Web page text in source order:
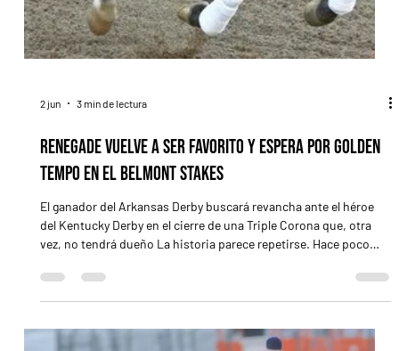
Cuando el Belmont Stakes se mudó a Aqueduct y la
Triple Corona encontró otro escenario
Entre 1963 y 1967, la tercera gema se disputó lejos de Belmont
frustraciones para los aspirantes y un capítulo tan singular
como olvidado Amberoid ganando el Belmont Stakes de 1965 en
Aqueduct / NYRA Por más que su nombre lo indique, el Belmont
carrera más antigua de la Triple Corona estadounidense conoció
varias casas antes de establecerse definitivamente en